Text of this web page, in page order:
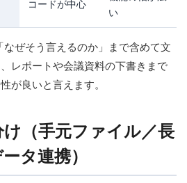
コードが中心
い
ぜそう言えるのか」まで含めて文
レポートや会議資料の下書きまで
が良いと言えます。
（手元ファイル／長
タ連携）